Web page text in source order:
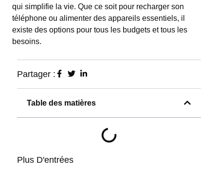
qui simplifie la vie. Que ce soit pour recharger son
téléphone ou alimenter des appareils essentiels, il
existe des options pour tous les budgets et tous les
besoins.
Partager :
Table des matières
Plus D'entrées